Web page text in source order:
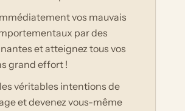
vos mauvais
par des
et atteignez tous vos
grand effort !
véritables intentions de
et devenez vous-même